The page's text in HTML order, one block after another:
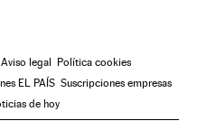
Aviso legal Política cookies
EL PAÍS Suscripciones empresas
de hoy